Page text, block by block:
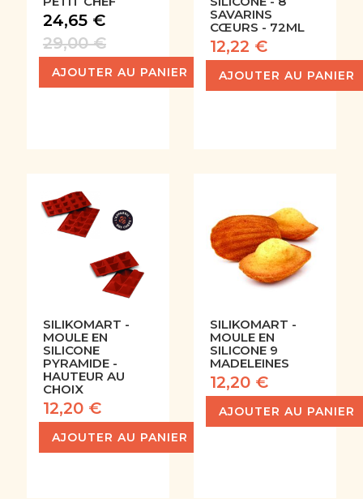
24,65 €
29,00 €
AJOUTER AU PANIER
SAVARINS
CŒURS - 72ML
12,22 €
AJOUTER AU PANIER
SILIKOMART -
MOULE EN
SILICONE
PYRAMIDE -
HAUTEUR AU
CHOIX
12,20 €
AJOUTER AU PANIER
SILIKOMART -
MOULE EN
SILICONE 9
MADELEINES
12,20 €
AJOUTER AU PANIER